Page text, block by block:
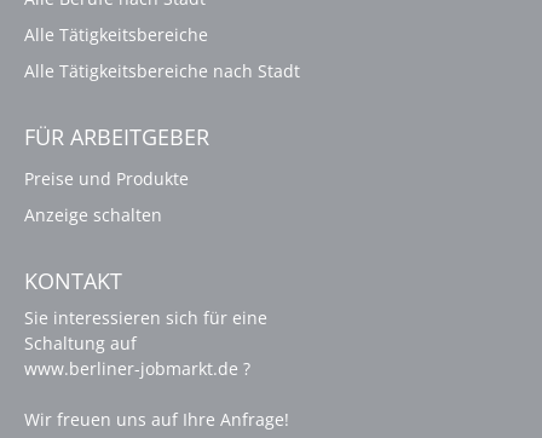
Alle Tätigkeitsbereiche
Alle Tätigkeitsbereiche nach Stadt
FÜR ARBEITGEBER
Preise und Produkte
Anzeige schalten
KONTAKT
Sie interessieren sich für eine
Schaltung auf
www.berliner-jobmarkt.de ?
Wir freuen uns auf Ihre Anfrage!